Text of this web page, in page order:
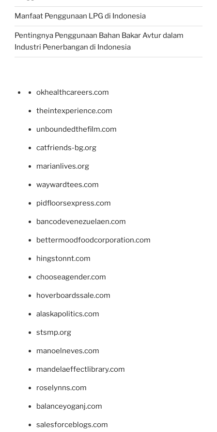
Manfaat Penggunaan LPG di Indonesia
Pentingnya Penggunaan Bahan Bakar Avtur dalam
Industri Penerbangan di Indonesia
okhealthcareers.com
theintexperience.com
unboundedthefilm.com
catfriends-bg.org
marianlives.org
waywardtees.com
pidfloorsexpress.com
bancodevenezuelaen.com
bettermoodfoodcorporation.com
hingstonnt.com
chooseagender.com
hoverboardssale.com
alaskapolitics.com
stsmp.org
manoelneves.com
mandelaeffectlibrary.com
roselynns.com
balanceyoganj.com
salesforceblogs.com